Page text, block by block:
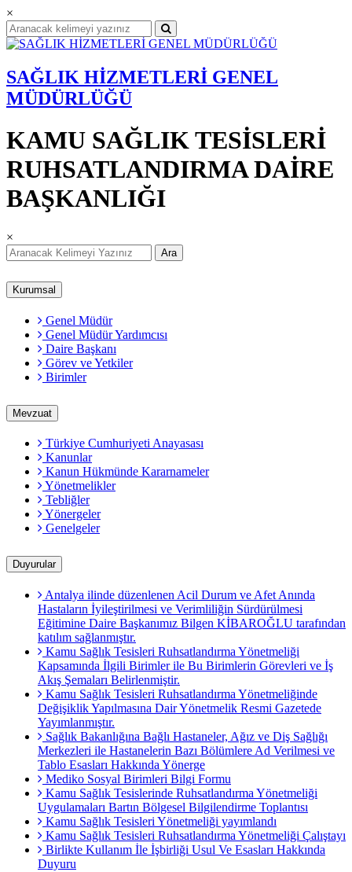
×
SAĞLIK HİZMETLERİ GENEL
MÜDÜRLÜĞÜ
KAMU SAĞLIK TESİSLERİ
RUHSATLANDIRMA DAİRE
BAŞKANLIĞI
×
Ara
Kurumsal
Genel Müdür
Genel Müdür Yardımcısı
Daire Başkanı
Görev ve Yetkiler
Birimler
Mevzuat
Türkiye Cumhuriyeti Anayasası
Kanunlar
Kanun Hükmünde Kararnameler
Yönetmelikler
Tebliğler
Yönergeler
Genelgeler
Duyurular
Antalya ilinde düzenlenen Acil Durum ve Afet Anında
Hastaların İyileştirilmesi ve Verimliliğin Sürdürülmesi
Eğitimine Daire Başkanımız Bilgen KİBAROĞLU tarafından
katılım sağlanmıştır.
Kamu Sağlık Tesisleri Ruhsatlandırma Yönetmeliği
Kapsamında İlgili Birimler ile Bu Birimlerin Görevleri ve İş
Akış Şemaları Belirlenmiştir.
Kamu Sağlık Tesisleri Ruhsatlandırma Yönetmeliğinde
Değişiklik Yapılmasına Dair Yönetmelik Resmi Gazetede
Yayımlanmıştır.
Sağlık Bakanlığına Bağlı Hastaneler, Ağız ve Diş Sağlığı
Merkezleri ile Hastanelerin Bazı Bölümlere Ad Verilmesi ve
Tablo Esasları Hakkında Yönerge
Mediko Sosyal Birimleri Bilgi Formu
Kamu Sağlık Tesislerinde Ruhsatlandırma Yönetmeliği
Uygulamaları Bartın Bölgesel Bilgilendirme Toplantısı
Kamu Sağlık Tesisleri Yönetmeliği yayımlandı
Kamu Sağlık Tesisleri Ruhsatlandırma Yönetmeliği Çalıştayı
Birlikte Kullanım İle İşbirliği Usul Ve Esasları Hakkında
Duyuru